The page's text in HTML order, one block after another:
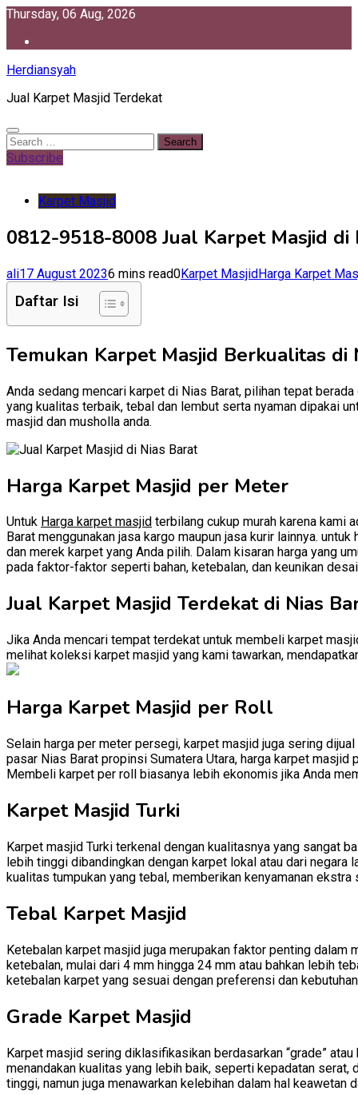
Skip
content
Thursday, 06 Aug, 2026
Herdiansyah
Jual Karpet Masjid Terdekat
Search
for:
Subscribe
Karpet Masjid
0812-9518-8008 Jual Karpet Masjid di
ali17 August 20236 mins read0Karpet MasjidHarga Karpet
Daftar Isi
Temukan Karpet Masjid Berkualitas di
Anda sedang mencari karpet di Nias Barat, pilihan tepat
yang kualitas terbaik, tebal dan lembut serta nyaman dipakai
masjid dan musholla anda.
Harga Karpet Masjid per Meter
Untuk Harga karpet masjid terbilang cukup murah karena kami
Barat menggunakan jasa kargo maupun jasa kurir lainnya.
dan merek karpet yang Anda pilih. Dalam kisaran harga yang
pada faktor-faktor seperti bahan, ketebalan, dan keunikan
Jual Karpet Masjid Terdekat di Nias
Jika Anda mencari tempat terdekat untuk membeli karpet
melihat koleksi karpet masjid yang kami tawarkan,
Harga Karpet Masjid per Roll
Selain harga per meter persegi, karpet masjid juga sering
pasar Nias Barat propinsi Sumatera Utara, harga karpet
Membeli karpet per roll biasanya lebih ekonomis jika Anda
Karpet Masjid Turki
Karpet masjid Turki terkenal dengan kualitasnya yang sangat
lebih tinggi dibandingkan dengan karpet lokal atau dari negara
kualitas tumpukan yang tebal, memberikan kenyamanan
Tebal Karpet Masjid
Ketebalan karpet masjid juga merupakan faktor penting
ketebalan, mulai dari 4 mm hingga 24 mm atau bahkan lebih
ketebalan karpet yang sesuai dengan preferensi dan
Grade Karpet Masjid
Karpet masjid sering diklasifikasikan berdasarkan “grade”
menandakan kualitas yang lebih baik, seperti kepadatan
tinggi, namun juga menawarkan kelebihan dalam hal keawetan